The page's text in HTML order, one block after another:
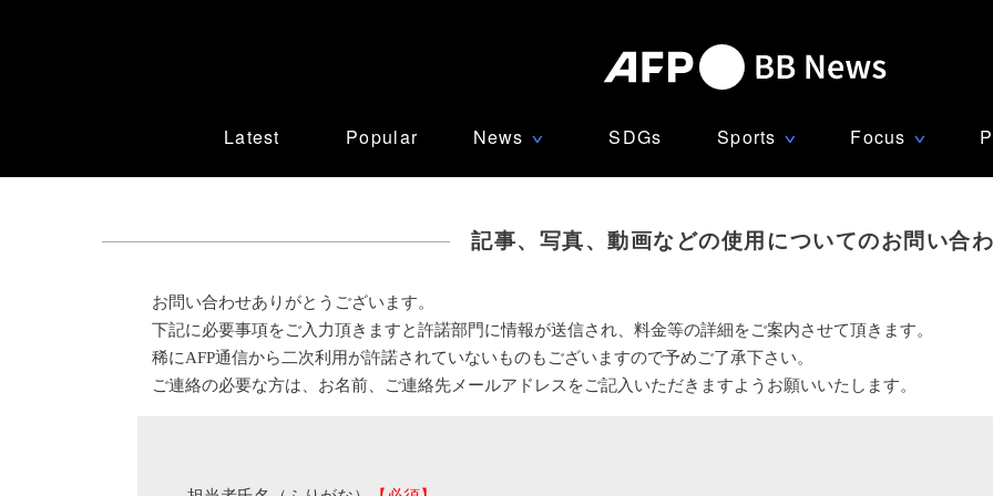
Latest Popular News ∨ SDGs Sports ∨ Focus ∨
記事、写真、動画などの使用についてのお問い合
お問い合わせありがとうございます。
下記に必要事項をご入力頂きますと許諾部門に情報が送信され、料金等の詳細をご案内させて頂きます。
稀にAFP通信から二次利用が許諾されていないものもございますので予めご了承下さい。
ご連絡の必要な方は、お名前、ご連絡先メールアドレスをご記入いただきますようお願いいたします。